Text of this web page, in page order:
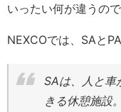
いったい何が違うので
NEXCOでは、SAと
SAは、人と車
きる休憩施設。